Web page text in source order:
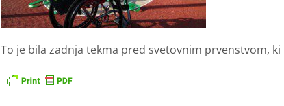
To je bila zadnja tekma pred svetovnim prvenstvom,